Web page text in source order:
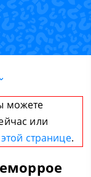
можете
или
этой странице.